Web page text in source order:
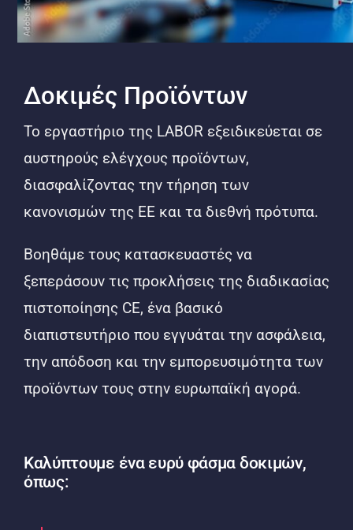
Δοκιμές Προϊόντων
Το εργαστήριο της LABOR εξειδικεύεται σε
αυστηρούς ελέγχους προϊόντων,
διασφαλίζοντας την τήρηση των
κανονισμών της ΕΕ και τα διεθνή πρότυπα.
Βοηθάμε τους κατασκευαστές να
ξεπεράσουν τις προκλήσεις της διαδικασίας
πιστοποίησης CE, ένα βασικό
διαπιστευτήριο που εγγυάται την ασφάλεια,
την απόδοση και την εμπορευσιμότητα των
προϊόντων τους στην ευρωπαϊκή αγορά.
Καλύπτουμε ένα ευρύ φάσμα δοκιμών,
όπως: